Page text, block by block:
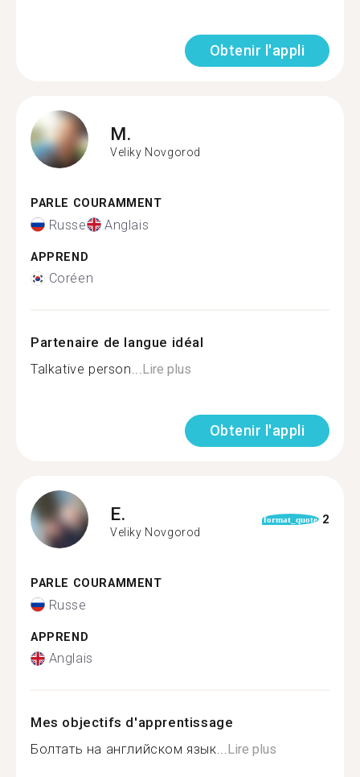
Obtenir l'appli
M.
Veliky Novgorod
PARLE COURAMMENT
Russe Anglais
APPREND
Coréen
Partenaire de langue idéal
Talkative person...Lire plus
Obtenir l'appli
E.
Veliky Novgorod
format_quote 2
PARLE COURAMMENT
Russe
APPREND
Anglais
Mes objectifs d'apprentissage
Болтать на английском язык...Lire plus